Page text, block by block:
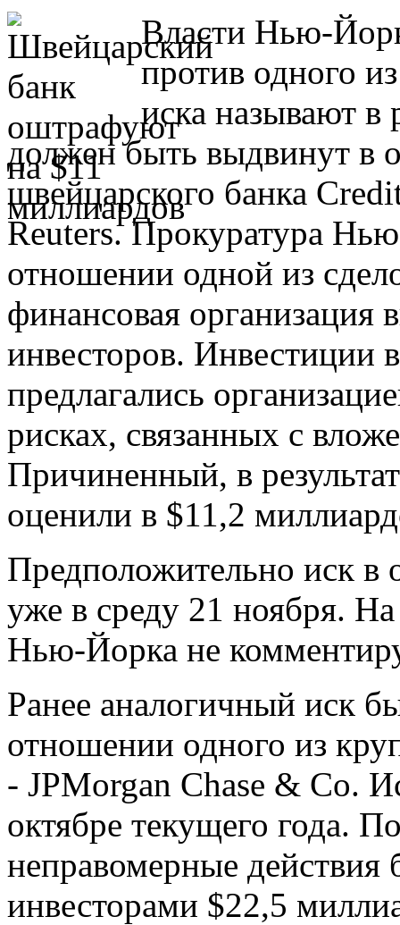
Власти Нью-
против одного
иска называют в
должен быть выдвинут в
швейцарского банка
Reuters. Прокуратура
отношении одной из
финансовая организация
инвесторов. Инвестиции
предлагались
рисках, связанных с
Причиненный, в
оценили в $11,2
Предположительно иск в
уже в среду 21 ноября.
Нью-Йорка не
Ранее аналогичный иск
отношении одного из
- JPMorgan Chase & Co.
октябре текущего года.
неправомерные действия
инвесторами $22,5